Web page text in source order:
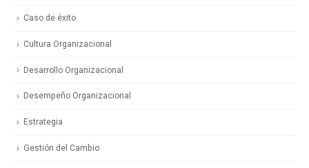
Caso de éxito
Cultura Organizacional
Desarrollo Organizacional
Desempeño Organizacional
Estrategia
Gestión del Cambio